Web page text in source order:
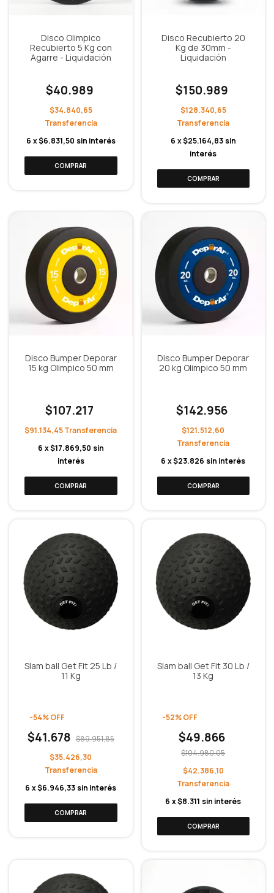
Disco Olimpico
Recubierto 5 Kg con
Agarre - Liquidación
$40.989
$34.840,65
6 x$6.831,50 sin interés
Disco Recubierto 20
Kg de 30mm -
Liquidación
$150.989
$128.340,65
6 x$25.164,83 sin
interés
Disco Bumper Deporar
15 kg Olimpico 50 mm
$107.217
$91.134,45
6 x$17.869,50 sin
interés
Disco Bumper Deporar
20 kg Olimpico 50 mm
$142.956
$121.512,60
6 x$23.826 sin interés
Slam ball Get Fit 25 Lb /
11 Kg
-54%OFF
$41.678 $89.951,85
$35.426,30
6 x$6.946,33 sin interés
Slam ball Get Fit 30 Lb /
13 Kg
-52%OFF
$49.866
$104.980,05
$42.386,10
6 x$8.311 sin interés